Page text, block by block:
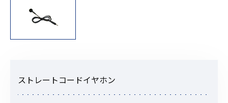
ストレートコードイヤホン